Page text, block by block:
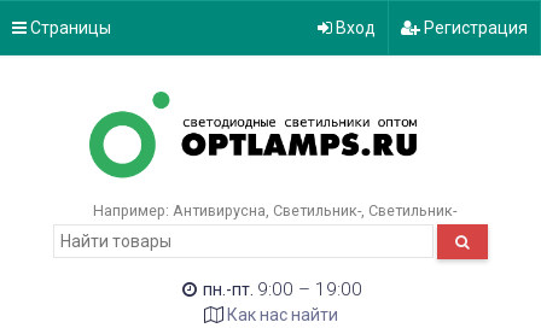
Страницы Вход Регистрация
Например: Антивирусна Светильник- Светильник-
пн.-пт. 9:00 – 19:00
Как нас найти